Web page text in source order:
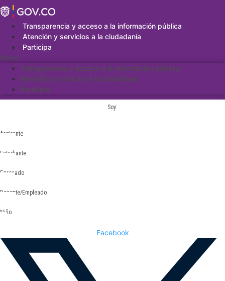
Saltar
al
contenidoTransparencia y acceso a la información pública
Atención y servicios a la ciudadanía
Participa
Menu
Transparencia y acceso a la información pública
Atención y servicios a la ciudadanía
Participa
Soy:
Aspirante
Estudiante
Egresado
Docente/Empleado
Niño
Facebook